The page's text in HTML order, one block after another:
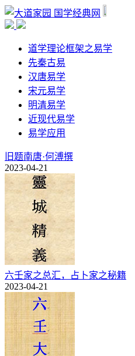
国学经典网
道学理论框架之易学
先秦古易
汉唐易学
宋元易学
明清易学
近现代易学
易学应用
旧题南唐·何溥撰
2023-04-21
六壬家之总汇，占卜家之秘籍
2023-04-21